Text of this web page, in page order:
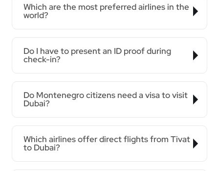
Which are the most preferred airlines in the
world?
Do I have to present an ID proof during
check-in?
Do Montenegro citizens need a visa to visit
Dubai?
Which airlines offer direct flights from Tivat
to Dubai?